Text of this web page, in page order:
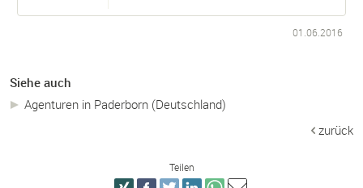
01.06.2016
Siehe auch
Agenturen in Paderborn (Deutschland)
zurück
Teilen